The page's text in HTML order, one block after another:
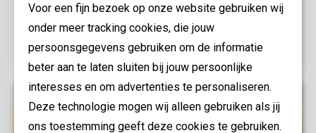
Voor een fijn bezoek op onze website gebruiken wij
onder meer tracking cookies, die jouw
persoonsgegevens gebruiken om de informatie
beter aan te laten sluiten bij jouw persoonlijke
interesses en om advertenties te personaliseren.
Deze technologie mogen wij alleen gebruiken als jij
ons toestemming geeft deze cookies te gebruiken.